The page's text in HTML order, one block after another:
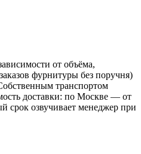
от объёма,
фурнитуры без поручня)
транспортом
доставки: по Москве — от
срок озвучивает менеджер при